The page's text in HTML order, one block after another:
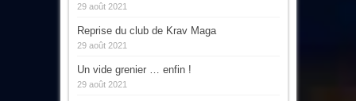
29 août 2021
Reprise du club de Krav Maga
29 août 2021
Un vide grenier … enfin !
29 août 2021